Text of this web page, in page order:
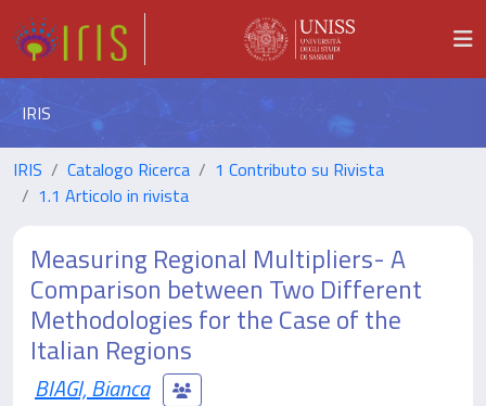
IRIS
IRIS Catalogo Ricerca
1 Contributo su Rivista
1.1 Articolo in rivista
Measuring Regional Multipliers- A
Comparison between Two Different
Methodologies for the Case of the
Italian Regions
BIAGI, Bianca